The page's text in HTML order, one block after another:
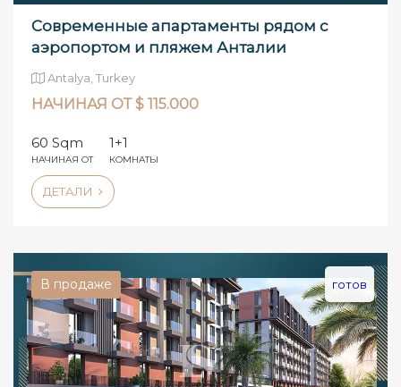
Современные апартаменты рядом с
аэропортом и пляжем Анталии
Antalya, Turkey
НАЧИНАЯ ОТ $ 115.000
60 Sqm
НАЧИНАЯ ОТ
1+1
КОМНАТЫ
ДЕТАЛИ
В продаже готов